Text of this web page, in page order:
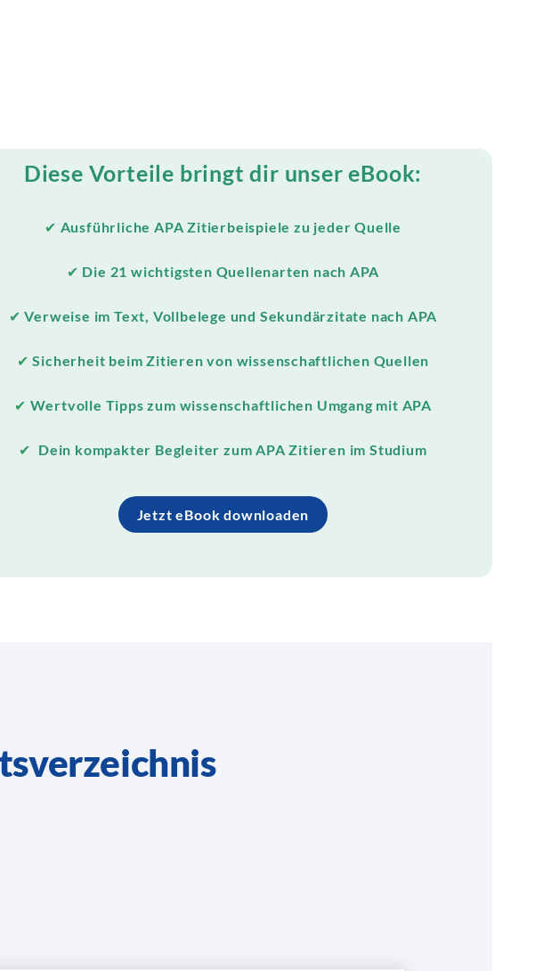
Diese Vorteile bringt dir unser eBook:
✔ Ausführliche APA Zitierbeispiele zu jeder Quelle
✔ Die 21 wichtigsten Quellenarten nach APA
✔ Verweise im Text, Vollbelege und Sekundärzitate nach APA
✔ Sicherheit beim Zitieren von wissenschaftlichen Quellen
✔ Wertvolle Tipps zum wissenschaftlichen Umgang mit APA
✔ Dein kompakter Begleiter zum APA Zitieren im Studium
Jetzt eBook downloaden